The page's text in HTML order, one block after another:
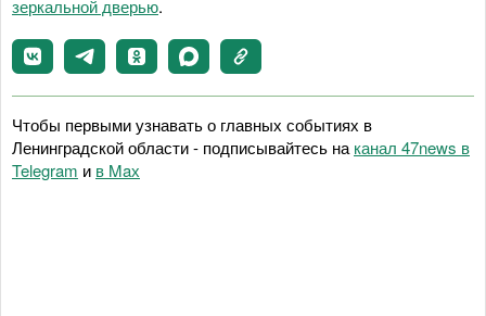
зеркальной дверью.
Чтобы первыми узнавать о главных событиях в
Ленинградской области - подписывайтесь на канал 47news в
Telegram и в Maх